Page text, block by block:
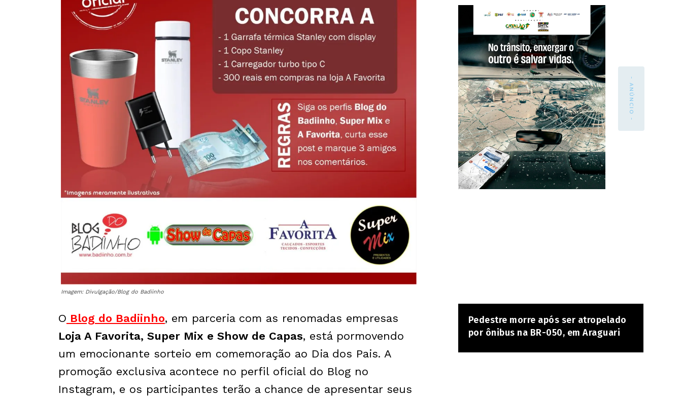
Imagem: Divulgação/Blog do Badiinho
O Blog do Badiinho, em parceria com as renomadas empresas
Loja A Favorita, Super Mix e Show de Capas, está pormovendo
um emocionante sorteio em comemoração ao Dia dos Pais. A
promoção exclusiva acontece no perfil oficial do Blog no
Instagram, e os participantes terão a chance de apresentar seus
- ANÚNCIO -
Pedestre morre após ser atropelado
por ônibus na BR-050, em Araguari